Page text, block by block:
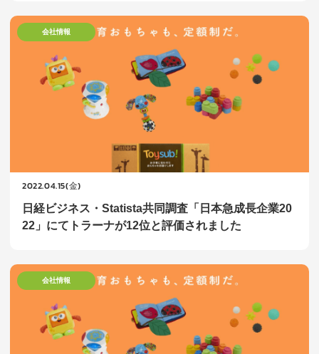
会社情報
2022.04.15(金)
日経ビジネス・Statista共同調査「日本急成長企業20
22」にてトラーナが12位と評価されました
会社情報